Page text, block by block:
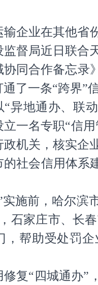
输企业在其他省
督局近日联合
同合作备忘录
了一条“跨界”
“异地通办、联
一名专职“信
机关，核实企
社会信用体系
实施前，哈尔滨
石家庄市、长
，帮助受处罚
复“四城通办”